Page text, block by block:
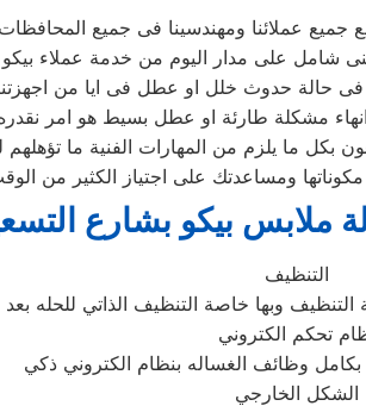
عملائنا ومهندسينا فى جميع
ما يلزم من المهارات الفنية ما تؤهلهم
ومساعدتك على اجتياز الكثير من
ملابس بيكو بشارع
التنظيف
تحكم الكتروني
الشكل الخارجي